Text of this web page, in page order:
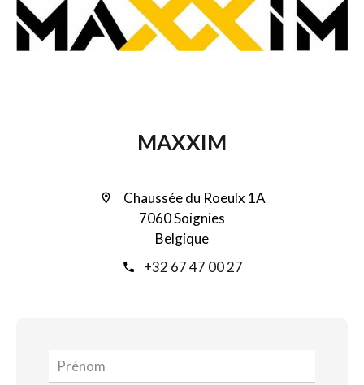
MAXXIM
Chaussée du Roeulx 1A
7060 Soignies
Belgique
+32 67 47 00 27